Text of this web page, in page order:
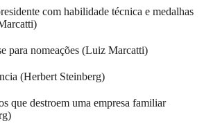
com habilidade técnica e medalhas
para nomeações (Luiz Marcatti)
(Herbert Steinberg)
que destroem uma empresa familiar